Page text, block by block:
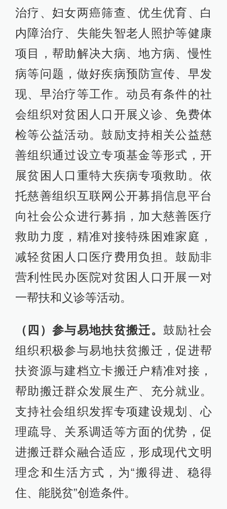
治疗、妇女两癌筛查、优生优育、白
内障治疗、失能失智老人照护等健康
项目，帮助解决大病、地方病、慢性
病等问题，做好疾病预防宣传、早发
现、早治疗等工作。动员有条件的社
会组织对贫困人口开展义诊、免费体
检等公益活动。鼓励支持相关公益慈
善组织通过设立专项基金等形式，开
展贫困人口重特大疾病专项救助。依
托慈善组织互联网公开募捐信息平台
向社会公众进行募捐，加大慈善医疗
救助力度，精准对接特殊困难家庭，
减轻贫困人口医疗费用负担。鼓励非
营利性民办医院对贫困人口开展一对
一帮扶和义诊等活动。
（四）参与易地扶贫搬迁。鼓励社会
组织积极参与易地扶贫搬迁，促进帮
扶资源与建档立卡搬迁户精准对接，
帮助搬迁群众发展生产、充分就业。
支持社会组织发挥专项建设规划、心
理疏导、关系调适等方面的优势，促
进搬迁群众融合适应，形成现代文明
理念和生活方式，为“搬得进、稳得
住、能脱贫”创造条件。